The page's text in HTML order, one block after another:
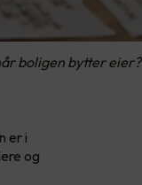
boligen bytter eier?
er i
og